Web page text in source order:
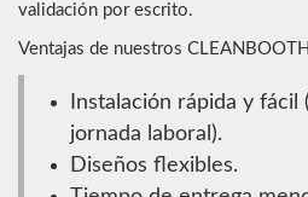
validación por escrito.
Ventajas de nuestros
Instalación rápida y fácil
jornada laboral).
Diseños flexibles.